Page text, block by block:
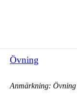
Övning
Anmärkning: